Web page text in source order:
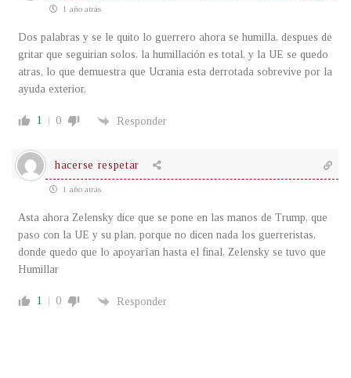
1 año atrás
Dos palabras y se le quito lo guerrero ahora se humilla, despues de
gritar que seguirian solos, la humillación es total, y la UE se quedo
atras, lo que demuestra que Ucrania esta derrotada sobrevive por la
ayuda exterior,
1 0 Responder
hacerse respetar
1 año atrás
Asta ahora Zelensky dice que se pone en las manos de Trump, que
paso con la UE y su plan, porque no dicen nada los guerreristas,
donde quedo que lo apoyarían hasta el final, Zelensky se tuvo que
Humillar
1 0 Responder